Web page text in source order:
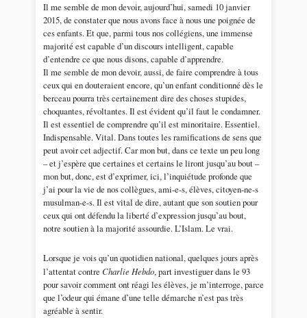
Il me semble de mon devoir, aujourd’hui, samedi 10 janvier
2015, de constater que nous avons face à nous une poignée de
ces enfants. Et que, parmi tous nos collégiens, une immense
majorité est capable d’un discours intelligent, capable
d’entendre ce que nous disons, capable d’apprendre.
Il me semble de mon devoir, aussi, de faire comprendre à tous
ceux qui en douteraient encore, qu’un enfant conditionné dès le
berceau pourra très certainement dire des choses stupides,
choquantes, révoltantes. Il est évident qu’il faut le condamner.
Il est essentiel de comprendre qu’il est minoritaire. Essentiel.
Indispensable. Vital. Dans toutes les ramifications de sens que
peut avoir cet adjectif. Car mon but, dans ce texte un peu long
– et j’espère que certaines et certains le liront jusqu’au bout –
mon but, donc, est d’exprimer, ici, l’inquiétude profonde que
j’ai pour la vie de nos collègues, ami-e-s, élèves, citoyen-ne-s
musulman-e-s. Il est vital de dire, autant que son soutien pour
ceux qui ont défendu la liberté d’expression jusqu’au bout,
notre soutien à la majorité assourdie. L’Islam. Le vrai.
Lorsque je vois qu’un quotidien national, quelques jours après
l’attentat contre Charlie Hebdo, part investiguer dans le 93
pour savoir comment ont réagi les élèves, je m’interroge, parce
que l’odeur qui émane d’une telle démarche n’est pas très
agréable à sentir.